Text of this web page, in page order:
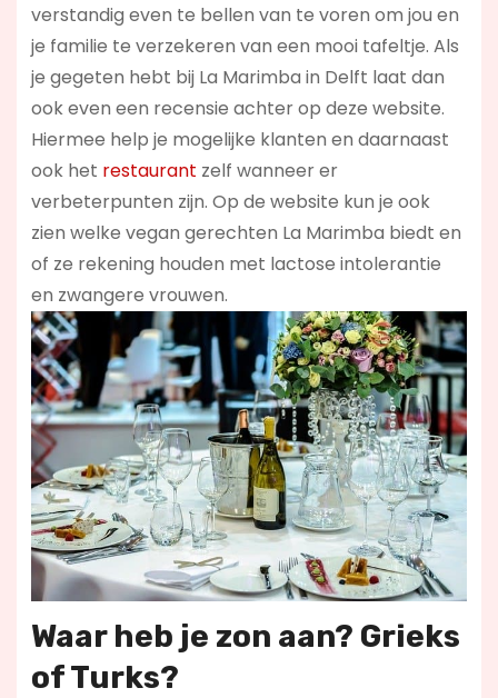
verstandig even te bellen van te voren om jou en
je familie te verzekeren van een mooi tafeltje. Als
je gegeten hebt bij La Marimba in Delft laat dan
ook even een recensie achter op deze website.
Hiermee help je mogelijke klanten en daarnaast
ook het restaurant zelf wanneer er
verbeterpunten zijn. Op de website kun je ook
zien welke vegan gerechten La Marimba biedt en
of ze rekening houden met lactose intolerantie
en zwangere vrouwen.
Waar heb je zon aan? Grieks
of Turks?